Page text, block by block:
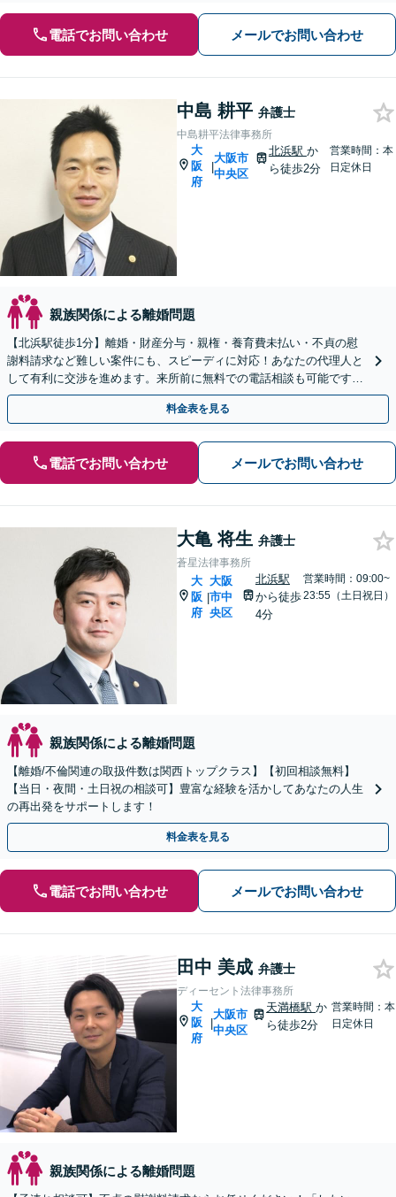
電話でお問い合わせ メールでお問い合わせ
中島 耕平 弁護士
中島耕平法律事務所
大
阪
府
|
大阪市
中央区
北浜駅 か
ら徒歩2分
営業時間：本
日定休日
親族関係による離婚問題
【北浜駅徒歩1分】離婚・財産分与・親権・養育費未払い・不貞の慰
謝料請求など難しい案件にも、スピーディに対応！あなたの代理人と
して有利に交渉を進めます。来所前に無料での電話相談も可能です
【協議／調停／訴訟対応】【子連れ相談可】
料金表を見る
電話でお問い合わせ メールでお問い合わせ
大亀 将生 弁護士
蒼星法律事務所
大
阪
府
|
大阪
市中
央区
北浜駅
から徒歩
4分
営業時間：09:00~
23:55（土日祝日）
親族関係による離婚問題
【離婚/不倫関連の取扱件数は関西トップクラス】【初回相談無料】
【当日・夜間・土日祝の相談可】豊富な経験を活かしてあなたの人生
の再出発をサポートします！
料金表を見る
電話でお問い合わせ メールでお問い合わせ
田中 美成 弁護士
ディーセント法律事務所
大
阪
府
|
大阪市
中央区
天満橋駅か
ら徒歩2分
営業時間：本
日定休日
親族関係による離婚問題